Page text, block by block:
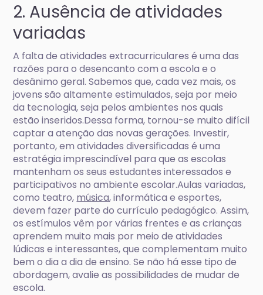
2. Ausência de atividades
variadas
A falta de atividades extracurriculares é uma das
razões para o desencanto com a escola e o
desânimo geral. Sabemos que, cada vez mais, os
jovens são altamente estimulados, seja por meio
da tecnologia, seja pelos ambientes nos quais
estão inseridos.Dessa forma, tornou-se muito difícil
captar a atenção das novas gerações. Investir,
portanto, em atividades diversificadas é uma
estratégia imprescindível para que as escolas
mantenham os seus estudantes interessados e
participativos no ambiente escolar.Aulas variadas,
como teatro, música, informática e esportes,
devem fazer parte do currículo pedagógico. Assim,
os estímulos vêm por várias frentes e as crianças
aprendem muito mais por meio de atividades
lúdicas e interessantes, que complementam muito
bem o dia a dia de ensino. Se não há esse tipo de
abordagem, avalie as possibilidades de mudar de
escola.